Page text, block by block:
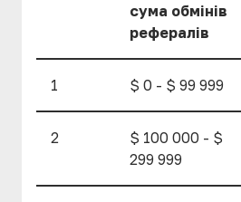
сума обмінів
рефералів
1 $ 0 - $ 99 999
2
$ 100 000 - $
299 999